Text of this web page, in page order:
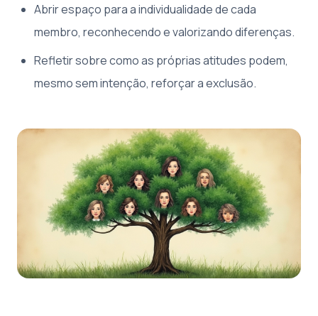
Abrir espaço para a individualidade de cada
membro, reconhecendo e valorizando diferenças.
Refletir sobre como as próprias atitudes podem,
mesmo sem intenção, reforçar a exclusão.